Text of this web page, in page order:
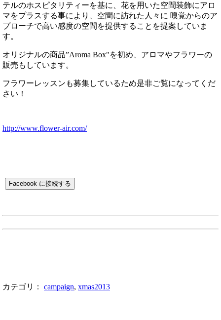
テルのホスピタリティーを基に、花を用いた空間装飾にアロ
マをプラスする事により、空間に訪れた人々に 嗅覚からのア
プローチで高い感度の空間を提供することを提案していま
す。
オリジナルの商品”Aroma Box"を初め、アロマやフラワーの
販売もしています。
フラワーレッスンも募集しているため是非ご覧になってくだ
さい！
http://www.flower-air.com/
Facebook に接続する
カテゴリ： campaign, xmas2013